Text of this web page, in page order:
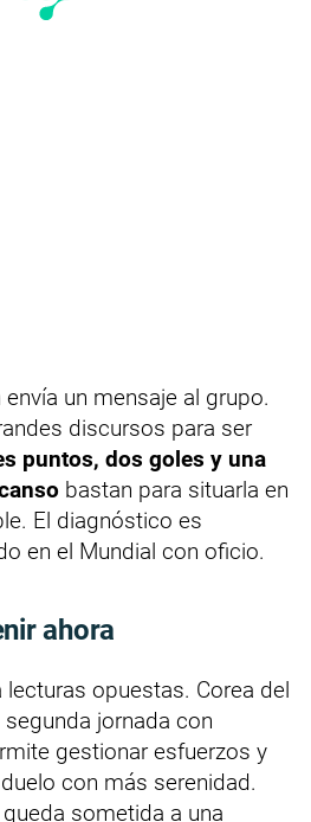
un mensaje al grupo.
discursos para ser
puntos, dos goles y una
bastan para situarla en
El diagnóstico es
en el Mundial con oficio.
ahora
opuestas. Corea del
jornada con
gestionar esfuerzos y
con más serenidad.
sometida a una